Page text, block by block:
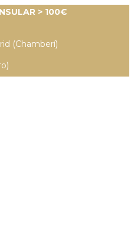
> 100€
(Chamberí)